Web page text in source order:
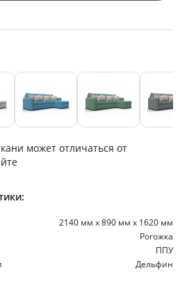
может отличаться от
2140 мм х 890 мм х 1620 мм
Рогожка
ППУ
Дельфин